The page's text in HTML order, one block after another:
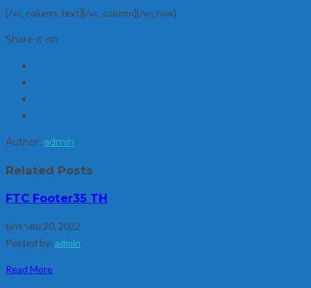
[/vc_column_text][/vc_column][/vc_row]
Share it on
Author: admin
Related Posts
FTC Footer35 TH
มกราคม 20, 2022
Posted by: admin
Read More